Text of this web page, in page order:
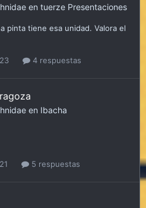
en tuerze Presentaciones
pinta tiene esa unidad. Valora el
4 respuestas
en Ibacha
5 respuestas